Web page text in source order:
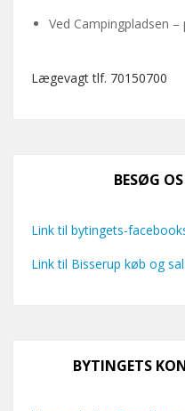
Ved Campingpladsen
Lægevagt tlf. 70150700
BESØG
Link til bytingets-
Link til Bisserup køb og
BYTINGETS